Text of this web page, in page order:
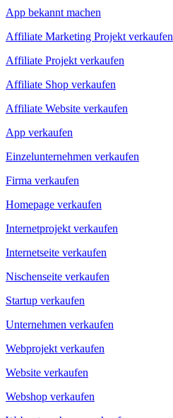
App bekannt machen
Affiliate Marketing Projekt verkaufen
Affiliate Projekt verkaufen
Affiliate Shop verkaufen
Affiliate Website verkaufen
App verkaufen
Einzelunternehmen verkaufen
Firma verkaufen
Homepage verkaufen
Internetprojekt verkaufen
Internetseite verkaufen
Nischenseite verkaufen
Startup verkaufen
Unternehmen verkaufen
Webprojekt verkaufen
Website verkaufen
Webshop verkaufen